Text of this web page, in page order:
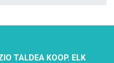
TALDEA KOOP. ELK